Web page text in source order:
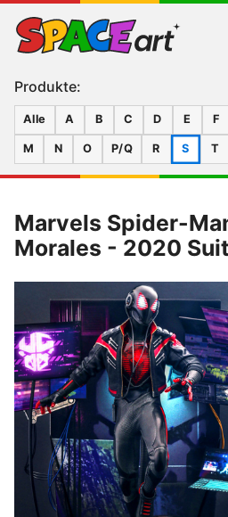
Produkte:
Alle A B C D E F
M N O P/Q R S T
Marvels Spider-
Morales - 2020 Suit